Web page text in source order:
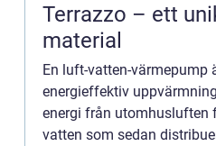
Terrazzo – ett
material
En luft-vatten-värmepump
energieffektiv
energi från utomhusluften
vatten som sedan